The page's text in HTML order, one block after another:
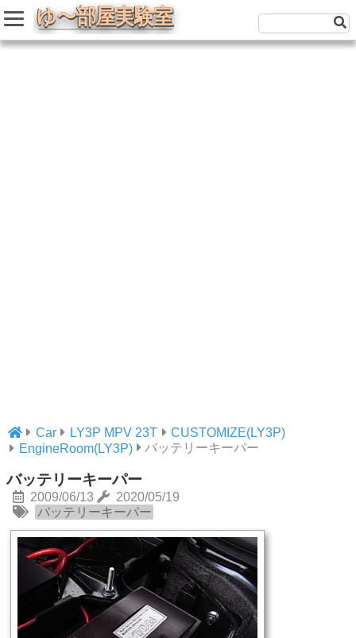
Car LY3P MPV 23T
CUSTOMIZE(LY3P)
EngineRoom(LY3P)
バッテリーキーパー
バッテリーキーパー
2009/06/13
2020/05/19
バッテリーキーパー